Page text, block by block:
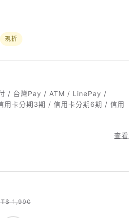
現折
/ 台灣Pay / ATM / LinePay /
卡分期3期 / 信用卡分期6期 / 信用
查看
1,990